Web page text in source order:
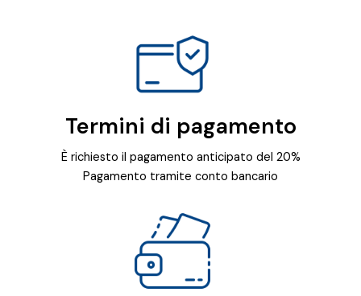
Termini di pagamento
È richiesto il pagamento anticipato del 20%
Pagamento tramite conto bancario